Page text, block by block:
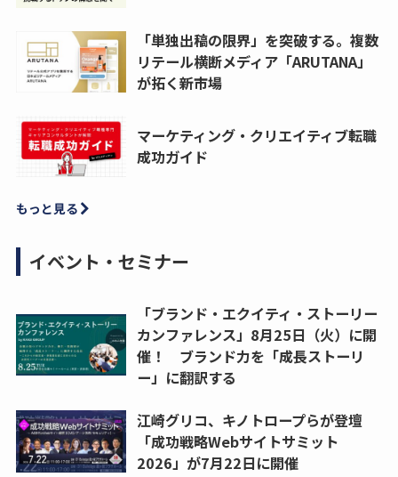
「単独出稿の限界」を突破する。複数
リテール横断メディア「ARUTANA」
が拓く新市場
マーケティング・クリエイティブ転職
成功ガイド
もっと見る
イベント・セミナー
「ブランド・エクイティ・ストーリー
カンファレンス」8月25日（火）に開
催！ ブランド力を「成長ストーリ
ー」に翻訳する
江崎グリコ、キノトロープらが登壇
「成功戦略Webサイトサミット
2026」が7月22日に開催